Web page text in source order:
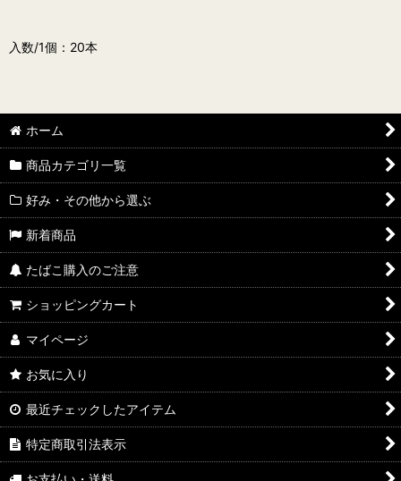
入数/1個：20本
ホーム
商品カテゴリ一覧
好み・その他から選ぶ
新着商品
たばこ購入のご注意
ショッピングカート
マイページ
お気に入り
最近チェックしたアイテム
特定商取引法表示